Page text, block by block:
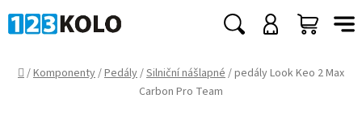
na
Hledat
KOŠÍK
Domů
/Komponenty/Pedály/Silniční nášlapné/pedály Look Keo 2 Max
Carbon Pro Team